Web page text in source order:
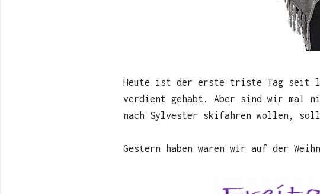
Heute ist der erste triste Tag seit
verdient gehabt. Aber sind wir mal
nach Sylvester skifahren wollen,
Gestern haben waren wir auf der